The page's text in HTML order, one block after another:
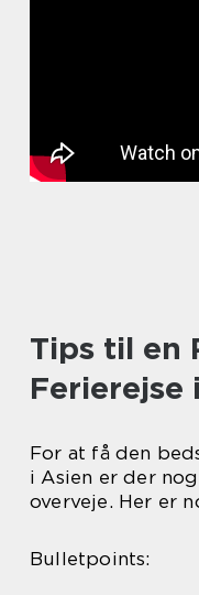
Tips til en
Ferierejse
For at få den
i Asien er der
overveje. Her er
Bulletpoints: